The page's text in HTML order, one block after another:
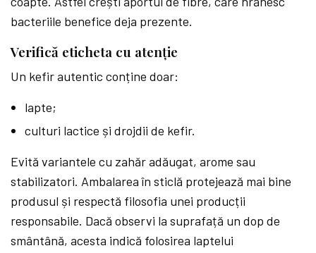
bacteriile benefice deja prezente.
Verifică eticheta cu atenție
Un kefir autentic conține doar:
lapte;
culturi lactice și drojdii de kefir.
Evită variantele cu zahăr adăugat, arome sau
stabilizatori. Ambalarea în sticlă protejează mai bine
produsul și respectă filosofia unei producții
responsabile. Dacă observi la suprafață un dop de
smântână, acesta indică folosirea laptelui